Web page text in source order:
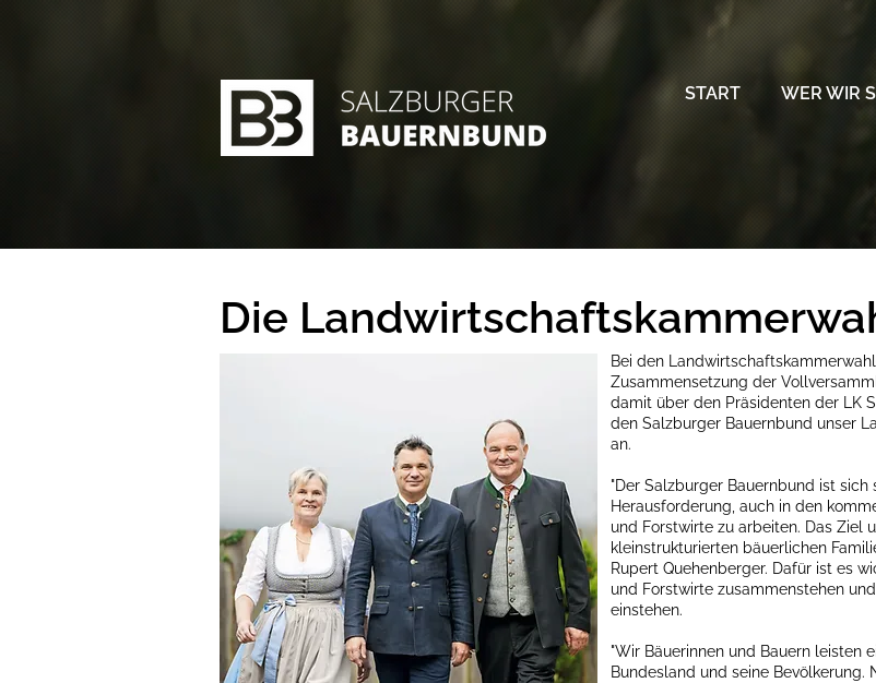
START WER WIR
Die
Bei den
Zusammensetzung der
damit über den Präsidenten der LK
den Salzburger Bauernbund unser
an.
"Der Salzburger Bauernbund ist
Herausforderung, auch in den
und Forstwirte zu arbeiten. Das Ziel
kleinstrukturierten bäuerlichen
Rupert Quehenberger. Dafür ist es
und Forstwirte zusammenstehen
einstehen.
"Wir Bäuerinnen und Bauern leisten
Bundesland und seine